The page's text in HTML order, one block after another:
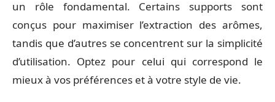
un rôle fondamental. Certains supports sont
conçus pour maximiser l’extraction des arômes,
tandis que d’autres se concentrent sur la simplicité
d’utilisation. Optez pour celui qui correspond le
mieux à vos préférences et à votre style de vie.